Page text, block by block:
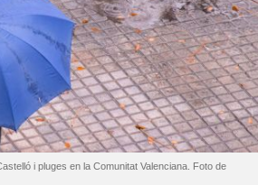
i pluges en la Comunitat Valenciana. Foto de